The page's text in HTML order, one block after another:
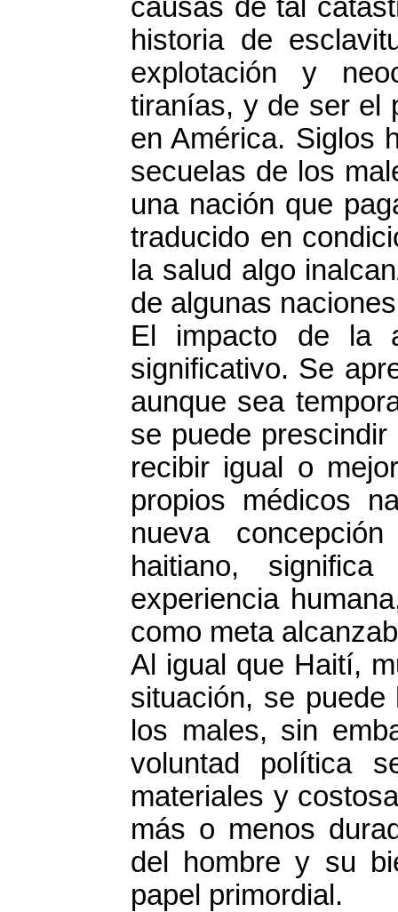
causas de tal
historia de
explotación y
tiranías, y de ser el
en América. Siglos
secuelas de los
una nación que
traducido en
la salud algo
de algunas
El impacto de la
significativo. Se
aunque sea
se puede
recibir igual o
propios médicos
nueva
haitiano,
experiencia
como meta
Al igual que Haití,
situación, se
los males, sin
voluntad política
materiales y
más o menos
del hombre y su
papel primordial.